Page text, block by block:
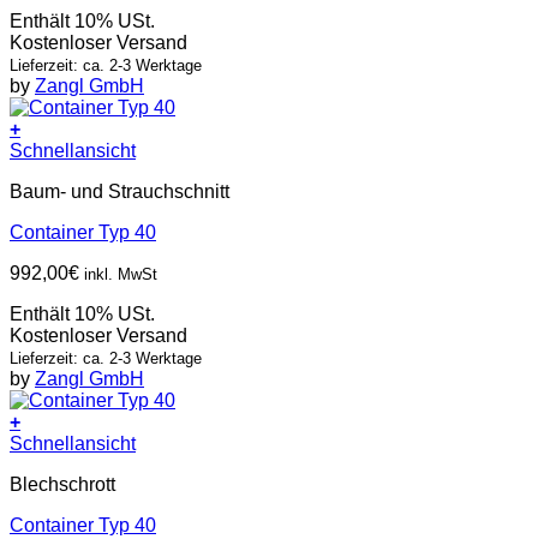
Enthält 10% USt.
Kostenloser Versand
Lieferzeit: ca. 2-3 Werktage
by Zangl GmbH
+
Schnellansicht
Baum- und Strauchschnitt
Container Typ 40
992,00€ inkl. MwSt
Enthält 10% USt.
Kostenloser Versand
Lieferzeit: ca. 2-3 Werktage
by Zangl GmbH
+
Schnellansicht
Blechschrott
Container Typ 40